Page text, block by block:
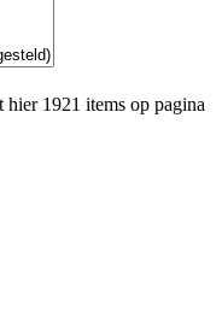
hier 1921 items op pagina